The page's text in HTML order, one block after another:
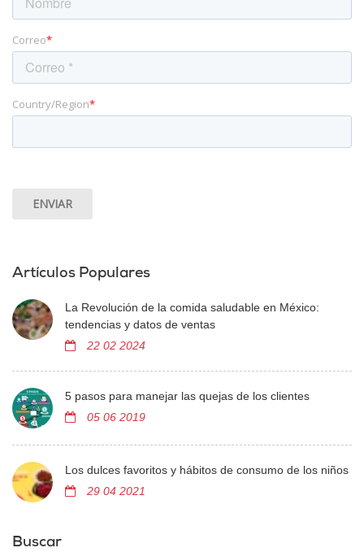
Correo*
Country/Region*
Artículos Populares
La Revolución de la comida saludable en México:
tendencias y datos de ventas
22 02 2024
5 pasos para manejar las quejas de los clientes
05 06 2019
Los dulces favoritos y hábitos de consumo de los niños
29 04 2021
Buscar